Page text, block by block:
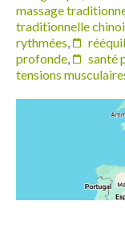
massage
traditionnelle
rythmées,
profonde, santé
tensions